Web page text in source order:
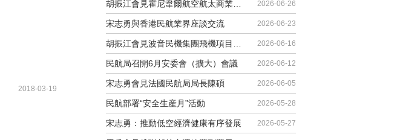
2026-06-26
宋志勇與香港民航業界座談交流 2026-06-23
2026-06-16
民航局召開6月安委會（擴大）會議 2026-06-12
宋志勇會見法國民航局局長陳碩 2026-06-05
民航部署“安全生産月”活動 2026-05-28
宋志勇：推動低空經濟健康有序發展 2026-05-27
2018-03-19